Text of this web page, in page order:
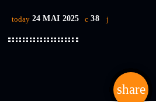
today 24 MAI 2025 38
share
email